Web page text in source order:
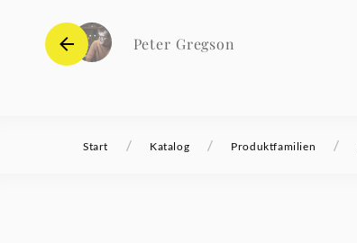
Peter Gregson
Start / Katalog / Produktfamilien /